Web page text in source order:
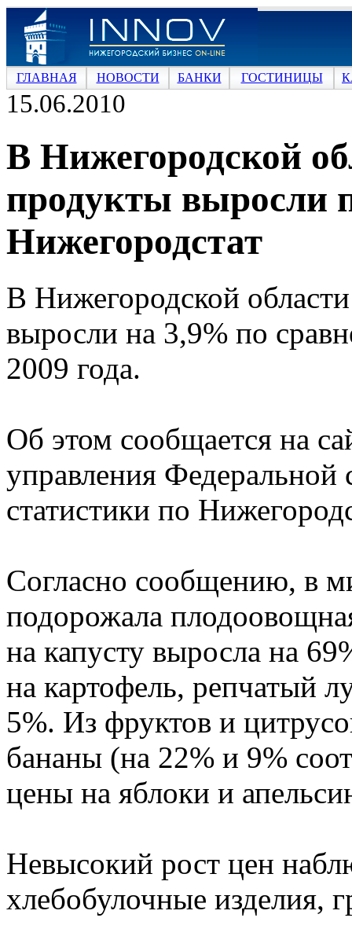
ГЛАВНАЯ НОВОСТИ БАНКИ ГОСТИНИЦЫ
15.06.2010
В Нижегородской
продукты выросли
Нижегородстат
В Нижегородской
выросли на 3,9% по
2009 года.
Об этом сообщается на
управления Федеральной
статистики по
Согласно сообщению, в
подорожала
на капусту выросла на
на картофель, репчатый
5%. Из фруктов и
бананы (на 22% и 9%
цены на яблоки и
Невысокий рост цен
хлебобулочные изделия,